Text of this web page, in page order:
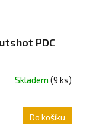
PDC
Skladem (9 ks)
Do košíku